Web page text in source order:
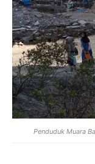
Penduduk Muara